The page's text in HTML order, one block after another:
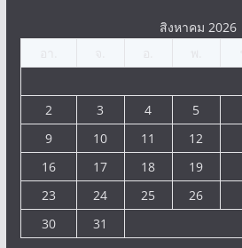
สิงหาคม 2026
2
3 4 5
9
10 11 12
16
17 18 19
23
24 25 26
30
31